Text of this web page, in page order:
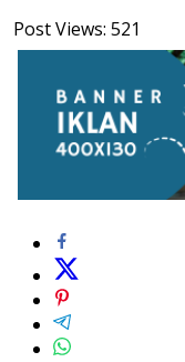
Post Views: 521